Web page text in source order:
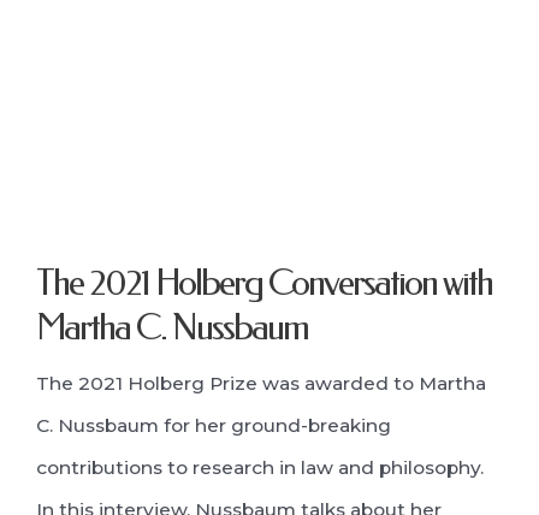
The 2021 Holberg Conversation with
Martha C. Nussbaum
The 2021 Holberg Prize was awarded to Martha
C. Nussbaum for her ground-breaking
contributions to research in law and philosophy.
In this interview, Nussbaum talks about her